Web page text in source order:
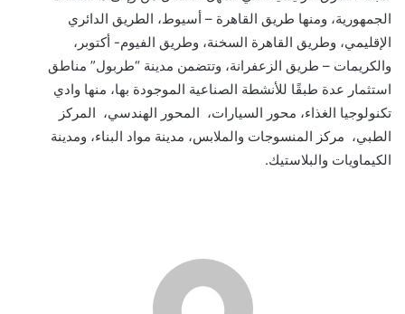
الجمهورية، ومنها طريق القاهرة – أسيوط، الطريق الدائري
الإقليمي، وطريق القاهرة السخنة، وطريق الفيوم- أكتوبر،
والكريمات – طريق الزعفرانة، وتتضمن مدينة “طربول” مناطق
استثمار عدة طبقًا للأنشطة الصناعية الموجودة بها، منها وادي
تكنولوجيا الغذاء، محور السيارات، المحور الهندسي، المركز
الطبي، مركز المنسوجات والملابس، مدينة مواد البناء، ومدينة
الكيماويات والبلاستيك.